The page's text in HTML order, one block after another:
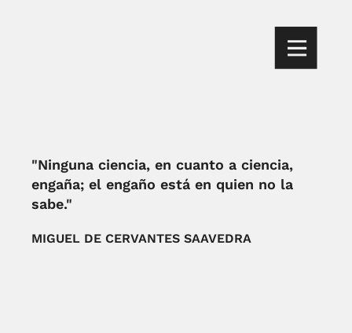
"Ninguna ciencia, en cuanto a ciencia,
engaña; el engaño está en quien no la
sabe."
MIGUEL DE CERVANTES SAAVEDRA